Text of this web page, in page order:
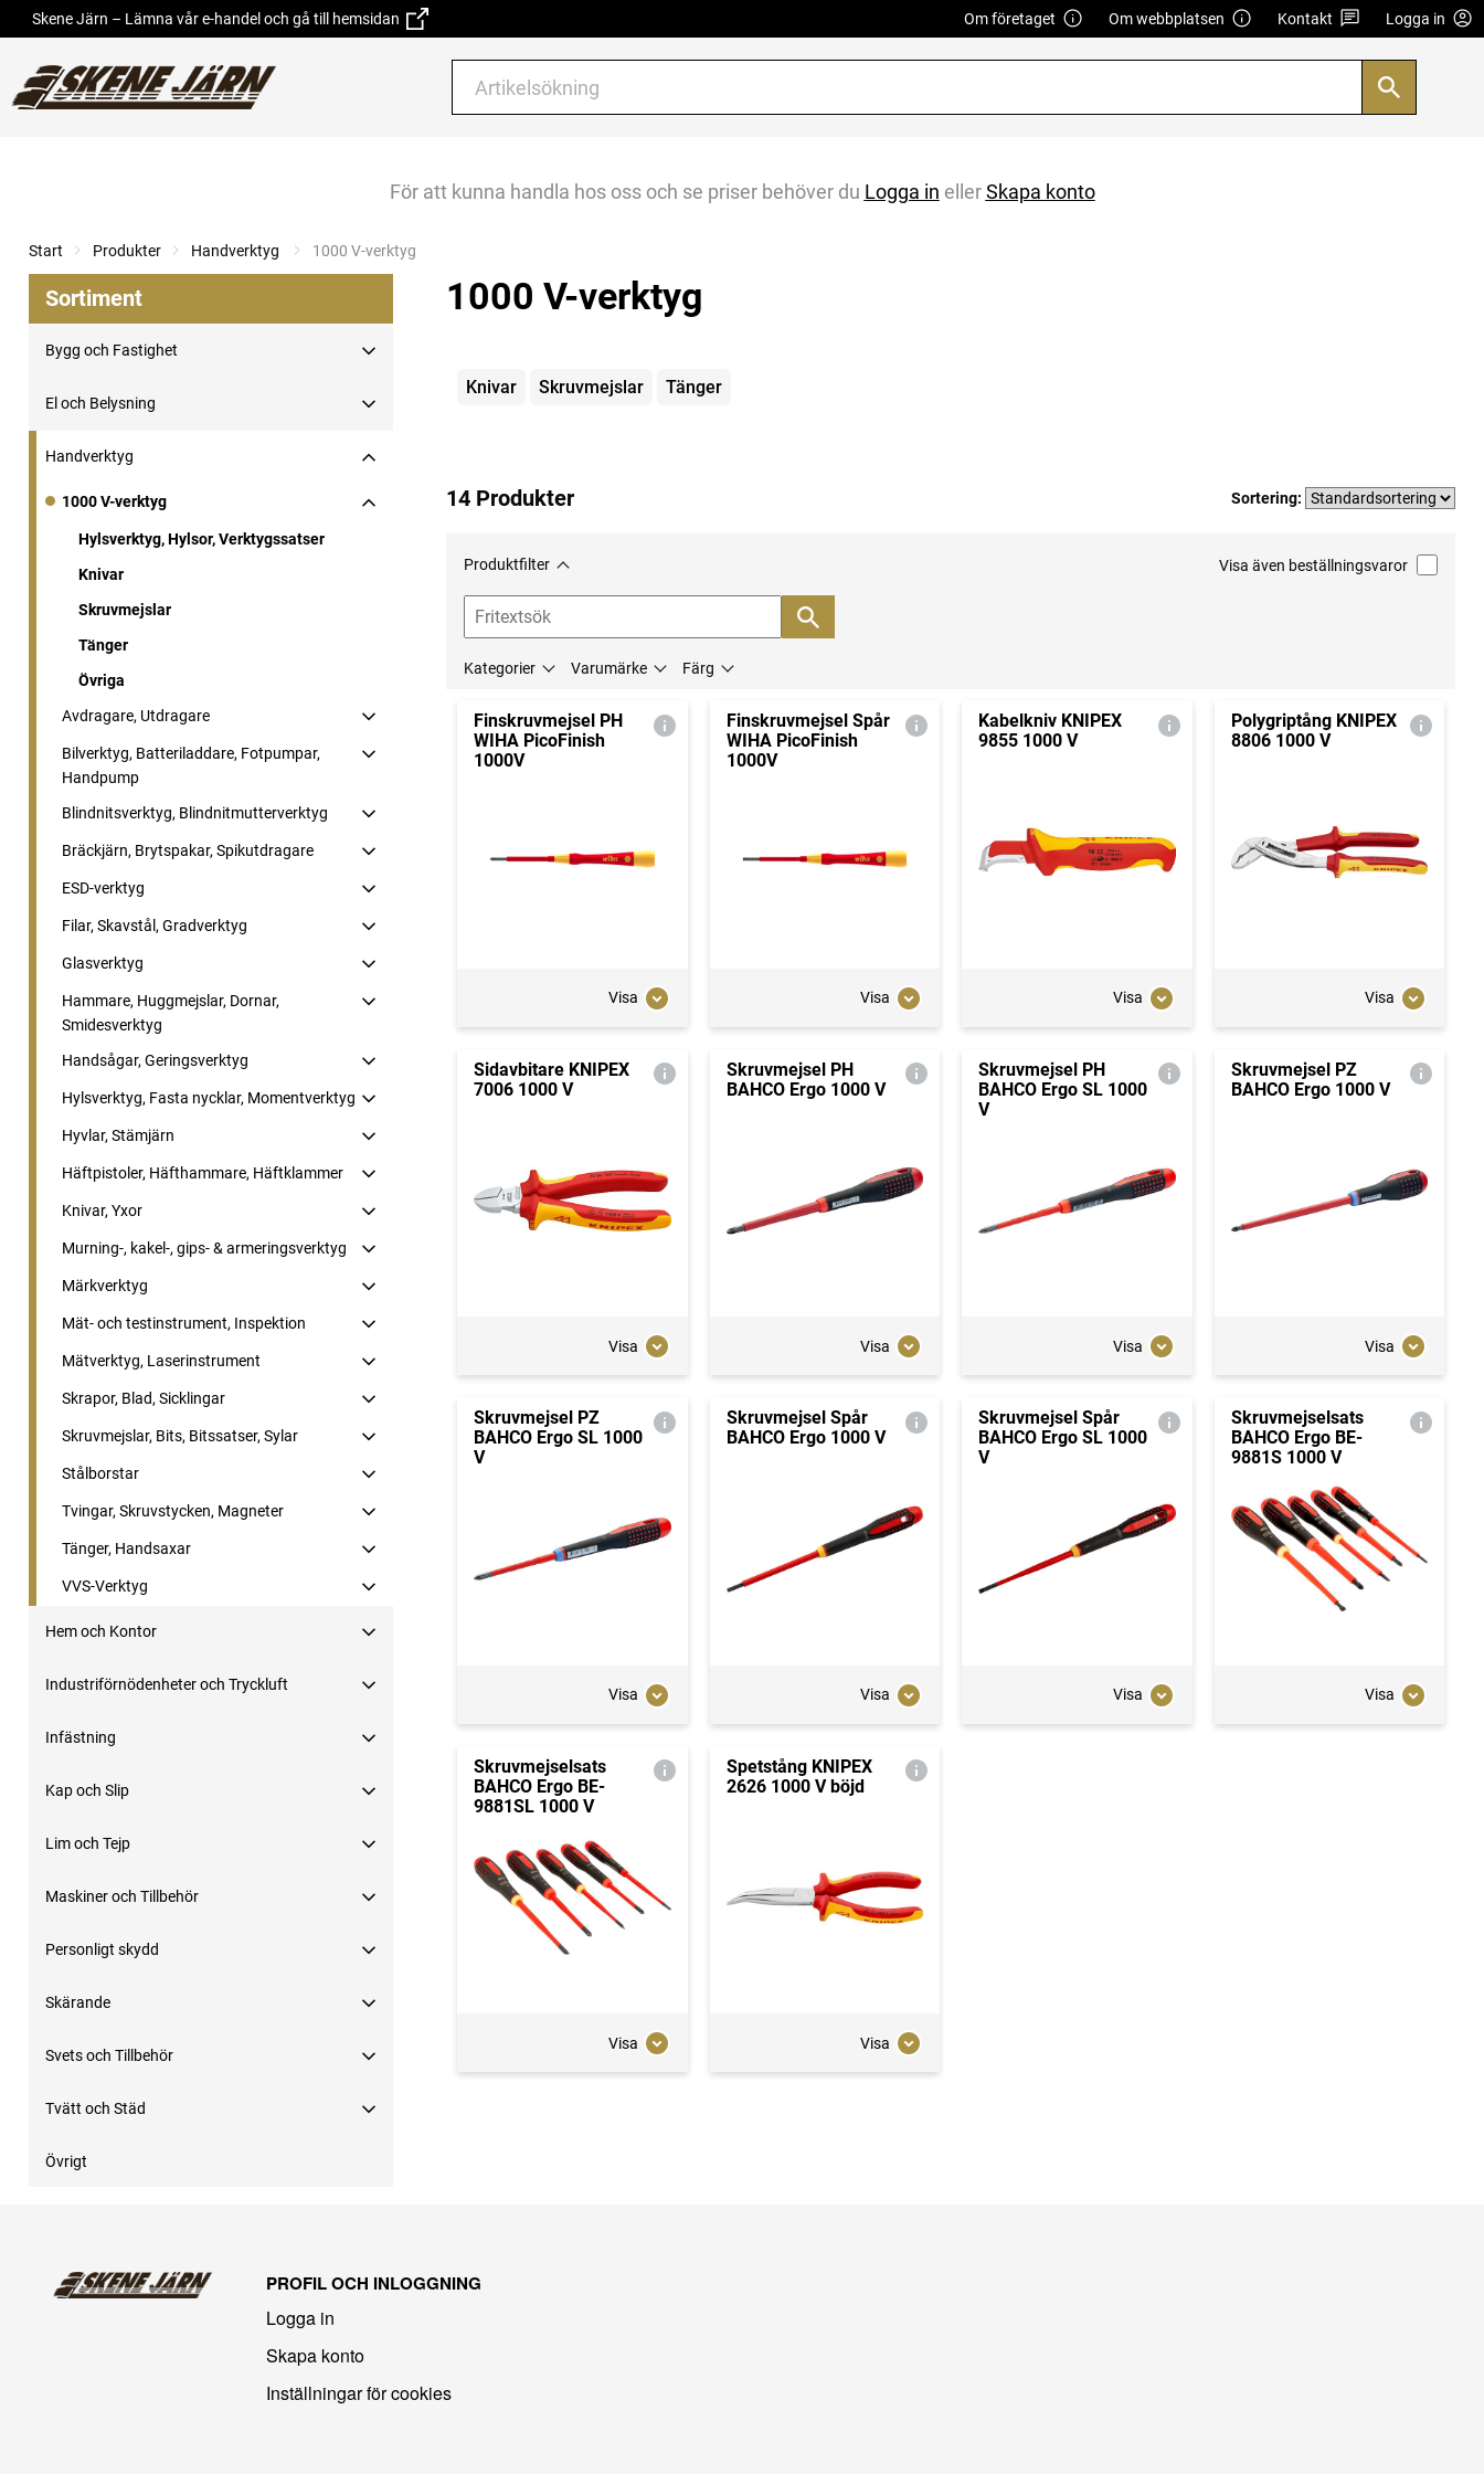
Skene Järn – Lämna vår e-handel och gå till hemsidan Om företaget Om webbplatsen Kontakt Logga in
För att kunna handla hos oss och se priser behöver du Logga in ellerSkapa konto
Start Produkter Handverktyg Current:
1000 V-verktyg
Sortiment
Bygg och Fastighet
El och Belysning
Handverktyg
1000 V-verktyg
Hylsverktyg, Hylsor, Verktygssatser
Knivar
Skruvmejslar
Tänger
Övriga
Avdragare, Utdragare
Bilverktyg, Batteriladdare, Fotpumpar,
Handpump
Blindnitsverktyg, Blindnitmutterverktyg
Bräckjärn, Brytspakar, Spikutdragare
ESD-verktyg
Filar, Skavstål, Gradverktyg
Glasverktyg
Hammare, Huggmejslar, Dornar,
Smidesverktyg
Handsågar, Geringsverktyg
Hylsverktyg, Fasta nycklar, Momentverktyg
Hyvlar, Stämjärn
Häftpistoler, Häfthammare, Häftklammer
Knivar, Yxor
Murning-, kakel-, gips- & armeringsverktyg
Märkverktyg
Mät- och testinstrument, Inspektion
Mätverktyg, Laserinstrument
Skrapor, Blad, Sicklingar
Skruvmejslar, Bits, Bitssatser, Sylar
Stålborstar
Tvingar, Skruvstycken, Magneter
Tänger, Handsaxar
VVS-Verktyg
Hem och Kontor
Industriförnödenheter och Tryckluft
Infästning
Kap och Slip
Lim och Tejp
Maskiner och Tillbehör
Personligt skydd
Skärande
Svets och Tillbehör
Tvätt och Städ
Övrigt
1000 V-verktyg
Kategorier
Knivar Skruvmejslar Tänger
14 Produkter Sortering:
Produktfilter Visa även beställningsvaror
Kategorier Varumärke Färg
Finskruvmejsel PH
WIHA PicoFinish
1000V
Visa
Finskruvmejsel Spår
WIHA PicoFinish
1000V
Visa
Kabelkniv KNIPEX
9855 1000 V
Visa
Polygriptång KNIPEX
8806 1000 V
Visa
Sidavbitare KNIPEX
7006 1000 V
Visa
Skruvmejsel PH
BAHCO Ergo 1000 V
Visa
Skruvmejsel PH
BAHCO Ergo SL 1000
V
Visa
Skruvmejsel PZ
BAHCO Ergo 1000 V
Visa
Skruvmejsel PZ
BAHCO Ergo SL 1000
V
Visa
Skruvmejsel Spår
BAHCO Ergo 1000 V
Visa
Skruvmejsel Spår
BAHCO Ergo SL 1000
V
Visa
Skruvmejselsats
BAHCO Ergo BE-
9881S 1000 V
Visa
Skruvmejselsats
BAHCO Ergo BE-
9881SL 1000 V
Visa
Spetstång KNIPEX
2626 1000 V böjd
Visa
PROFIL OCH INLOGGNING
Logga in
Skapa konto
Inställningar för cookies